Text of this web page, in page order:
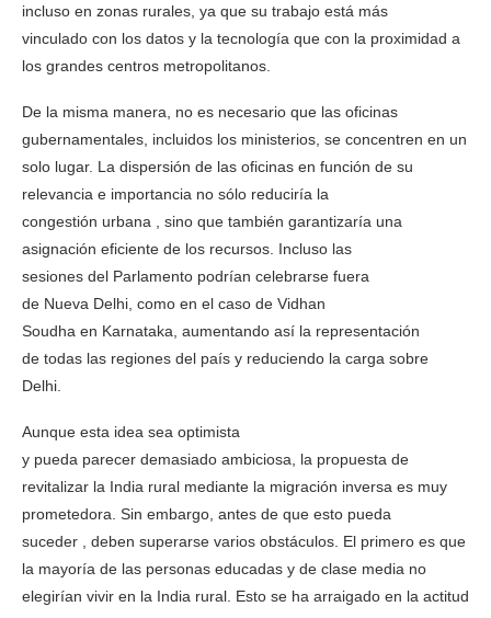
incluso en zonas rurales, ya que su trabajo está más
vinculado con los datos y la tecnología que con la proximidad a
los grandes centros metropolitanos.
De la misma manera, no es necesario que las oficinas
gubernamentales, incluidos los ministerios, se concentren en un
solo lugar. La dispersión de las oficinas en función de su
relevancia e importancia no sólo reduciría la
congestión urbana , sino que también garantizaría una
asignación eficiente de los recursos. Incluso las
sesiones del Parlamento podrían celebrarse fuera
de Nueva Delhi, como en el caso de Vidhan
Soudha en Karnataka, aumentando así la representación
de todas las regiones del país y reduciendo la carga sobre
Delhi.
Aunque esta idea sea optimista
y pueda parecer demasiado ambiciosa, la propuesta de
revitalizar la India rural mediante la migración inversa es muy
prometedora. Sin embargo, antes de que esto pueda
suceder , deben superarse varios obstáculos. El primero es que
la mayoría de las personas educadas y de clase media no
elegirían vivir en la India rural. Esto se ha arraigado en la actitud